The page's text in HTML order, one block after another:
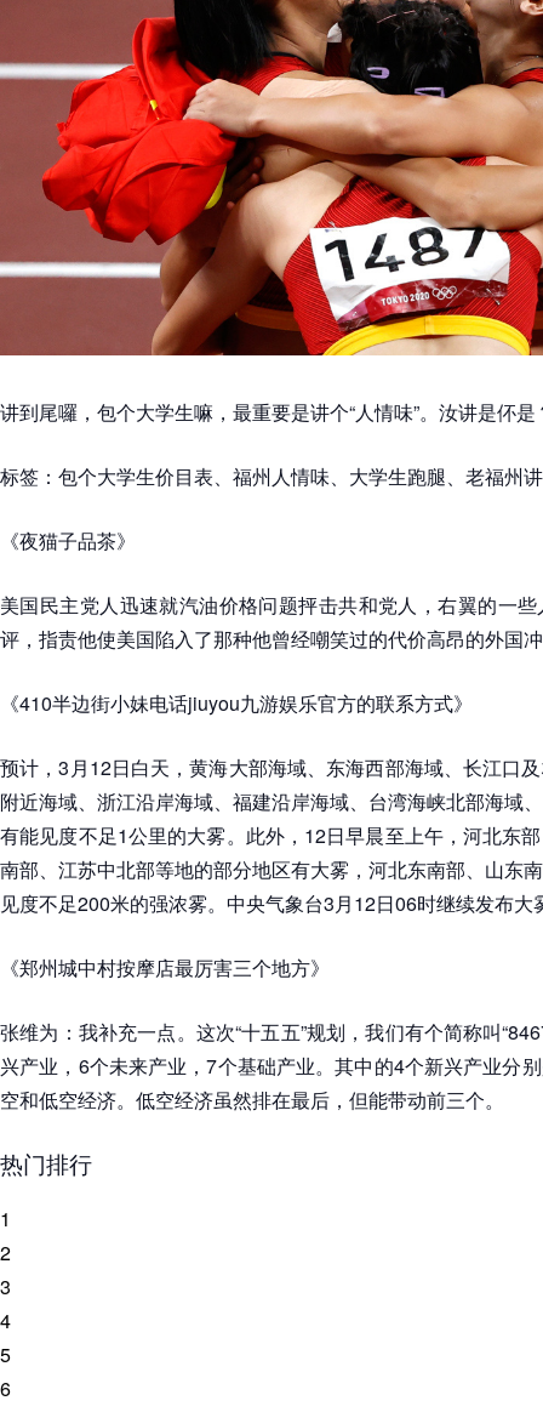
讲到尾囉，包个大学生嘛，最重要是讲个“人情味”。汝讲是伓是
标签：包个大学生价目表、福州人情味、大学生跑腿、老福州
《夜猫子品茶》
美国民主党人迅速就汽油价格问题抨击共和党人，右翼的一
评，指责他使美国陷入了那种他曾经嘲笑过的代价高昂的外国
《410半边街小妹电话jiuyou九游娱乐官方的联系方式》
预计，3月12日白天，黄海大部海域、东海西部海域、长江口
附近海域、浙江沿岸海域、福建沿岸海域、台湾海峡北部海域
有能见度不足1公里的大雾。此外，12日早晨至上午，河北东
南部、江苏中北部等地的部分地区有大雾，河北东南部、山东
见度不足200米的强浓雾。中央气象台3月12日06时继续发布大
《郑州城中村按摩店最厉害三个地方》
张维为：我补充一点。这次“十五五”规划，我们有个简称叫
兴产业，6个未来产业，7个基础产业。其中的4个新兴产业分
空和低空经济。低空经济虽然排在最后，但能带动前三个。
热门排行
1
2
3
4
5
6